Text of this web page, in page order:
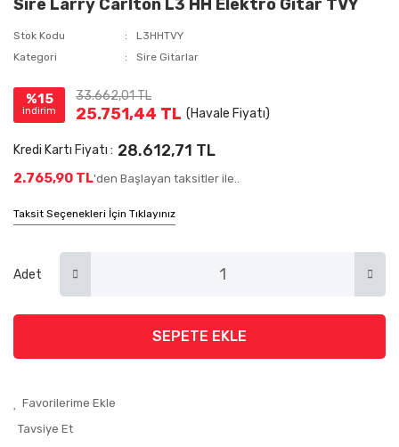
Sire Larry Carlton L3 HH Elektro Gitar TVY
Stok Kodu
L3HHTVY
Kategori
Sire Gitarlar
%15
indirim
33.662,01 TL
25.751,44 TL (Havale Fiyatı)
Kredi Kartı Fiyatı : 28.612,71 TL
2.765,90 TL'den Başlayan taksitler ile..
Taksit Seçenekleri İçin Tıklayınız
Adet
SEPETE EKLE
Tavsiye Et